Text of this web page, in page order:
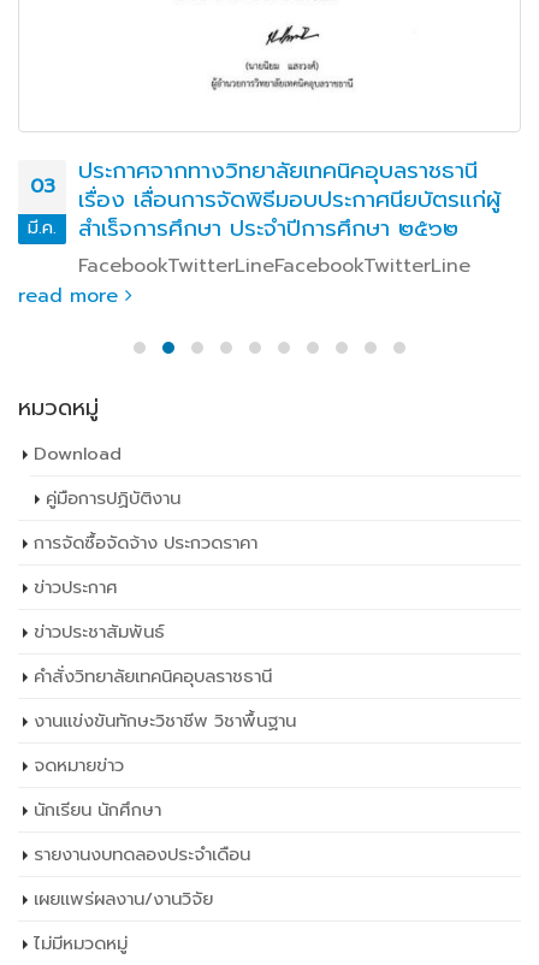
03
มี.ค.
ประกาศจากทางวิทยาลัยเทคนิคอุบลราชธานี
เรื่อง เลื่อนการจัดพิธีมอบประกาศนียบัตรแก่ผู้
สำเร็จการศึกษา ประจำปีการศึกษา ๒๕๖๒
FacebookTwitterLineFacebookTwitterLine
read more
หมวดหมู่
Download
คู่มือการปฏิบัติงาน
การจัดซื้อจัดจ้าง ประกวดราคา
ข่าวประกาศ
ข่าวประชาสัมพันธ์
คำสั่งวิทยาลัยเทคนิคอุบลราชธานี
งานแข่งขันทักษะวิชาชีพ วิชาพื้นฐาน
จดหมายข่าว
นักเรียน นักศึกษา
รายงานงบทดลองประจำเดือน
เผยเเพร่ผลงาน/งานวิจัย
ไม่มีหมวดหมู่